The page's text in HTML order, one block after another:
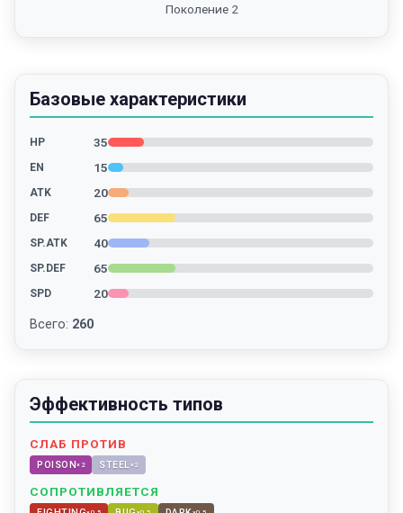
Поколение 2
Базовые характеристики
HP 35
EN 15
ATK 20
DEF 65
SP.ATK 40
SP.DEF 65
SPD 20
Всего: 260
Эффективность типов
СЛАБ ПРОТИВ
POISON× 2 STEEL ×2
СОПРОТИВЛЯЕТСЯ